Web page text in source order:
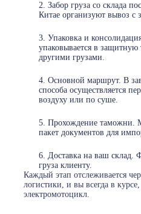
Забор груза со склада
Китае организуют вывоз с
Упаковка и
упаковывается в защитную
другими грузами.
Основной маршрут. В
способа осуществляется
воздуху или по суше.
Прохождение таможни.
пакет документов для
Доставка на ваш склад.
груза клиенту.
Каждый этап отслеживается
логистики, и вы всегда в
электромотоцикл.